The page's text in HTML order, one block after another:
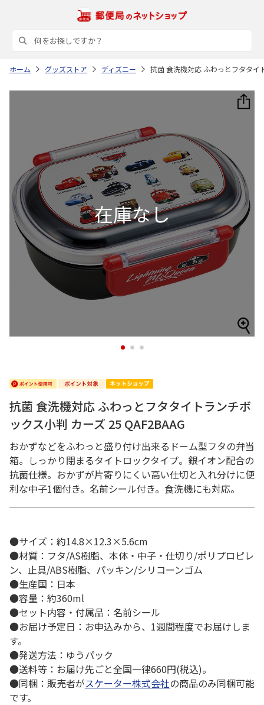
ホーム グッズストア ディズニー 抗菌 食洗機対応 ふわっとフタタイ
1 2 3
抗菌 食洗機対応 ふわっとフタタイトランチボ
ックス小判 カーズ 25 QAF2BAAG
おかずなどをふわっと盛り付け出来るドーム型フタの弁当
箱。しっかり閉まるタイトロックタイプ。銀イオン配合の
抗菌仕様。おかずが片寄りにくい高い仕切と入れ分けに便
利な中子1個付き。名前シール付き。食洗機にも対応。
●サイズ：約14.8×12.3×5.6cm
●材質：フタ/AS樹脂、本体・中子・仕切り/ポリプロピレ
ン、止具/ABS樹脂、パッキン/シリコーンゴム
●生産国：日本
●容量：約360ml
●セット内容・付属品：名前シール
●お届け予定日：お申込みから、1週間程度でお届けしま
す。
●発送方法：ゆうパック
●送料等：お届け先ごと全国一律660円(税込)。
●同梱：販売者がスケーター株式会社の商品のみ同梱可能
です。